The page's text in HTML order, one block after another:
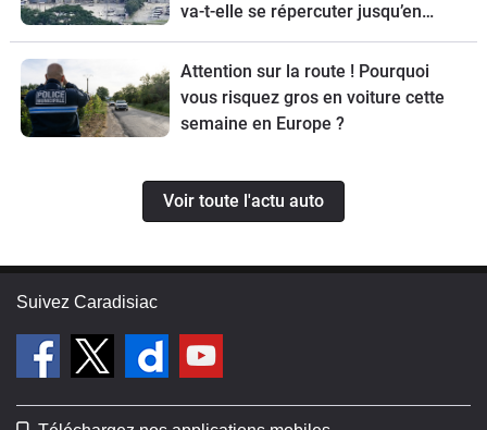
va-t-elle se répercuter jusqu’en
Europe ?
Attention sur la route ! Pourquoi
vous risquez gros en voiture cette
semaine en Europe ?
Voir toute l'actu auto
Suivez Caradisiac